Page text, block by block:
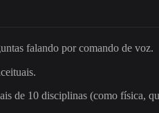
falando por comando de voz.
de 10 disciplinas (como física,